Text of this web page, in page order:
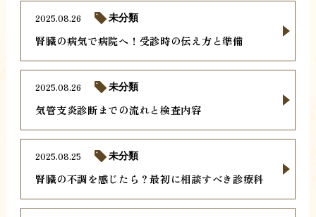
腎臓の病気で病院へ！受診時の伝え方と準備
2025.08.26 未分類
気管支炎診断までの流れと検査内容
2025.08.26 未分類
腎臓の不調を感じたら？最初に相談すべき診療科
2025.08.25 未分類